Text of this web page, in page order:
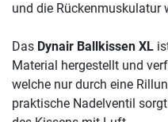
und die Rückenmuskulatur
Das Dynair Ballkissen XL
Material hergestellt und
welche nur durch eine
praktische Nadelventil